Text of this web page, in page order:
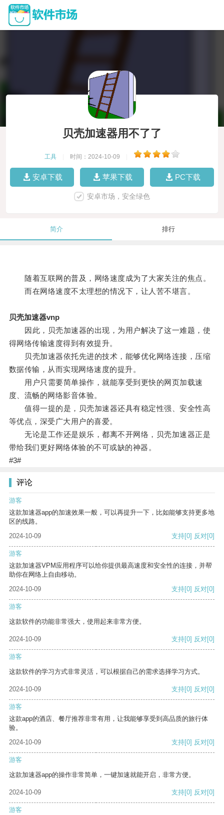
贝壳加速器用不了了
工具 时间：2024-10-09
安卓下载 苹果下载 PC下载
安卓市场，安全绿色
简介 排行
随着互联网的普及，网络速度成为了大家关注的焦点。
而在网络速度不太理想的情况下，让人苦不堪言。
贝壳加速器vnp
因此，贝壳加速器的出现，为用户解决了这一难题，使
得网络传输速度得到有效提升。
贝壳加速器依托先进的技术，能够优化网络连接，压缩
数据传输，从而实现网络速度的提升。
用户只需要简单操作，就能享受到更快的网页加载速
度、流畅的网络影音体验。
值得一提的是，贝壳加速器还具有稳定性强、安全性高
等优点，深受广大用户的喜爱。
无论是工作还是娱乐，都离不开网络，贝壳加速器正是
带给我们更好网络体验的不可或缺的神器。
#3#
评论
游客
这款加速器app的加速效果一般，可以再提升一下，比如能够支持更多地
区的线路。
2024-10-09
支持[0] 反对[0]
游客
这款加速器VPM应用程序可以给你提供最高速度和安全性的连接，并帮
助你在网络上自由移动。
2024-10-09
支持[0] 反对[0]
游客
这款软件的功能非常强大，使用起来非常方便。
2024-10-09 支持[0] 反对[0]
游客
这款软件的学习方式非常灵活，可以根据自己的需求选择学习方式。
2024-10-09 支持[0] 反对[0]
游客
这款app的酒店、餐厅推荐非常有用，让我能够享受到高品质的旅行体
验。
2024-10-09
支持[0] 反对[0]
游客
这款加速器app的操作非常简单，一键加速就能开启，非常方便。
2024-10-09 支持[0] 反对[0]
游客